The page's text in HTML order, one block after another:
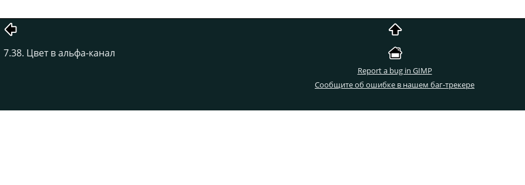
7.38. Цвет в альфа-канал
Report a bug in GIMP
Сообщите об ошибке в нашем баг-трекере